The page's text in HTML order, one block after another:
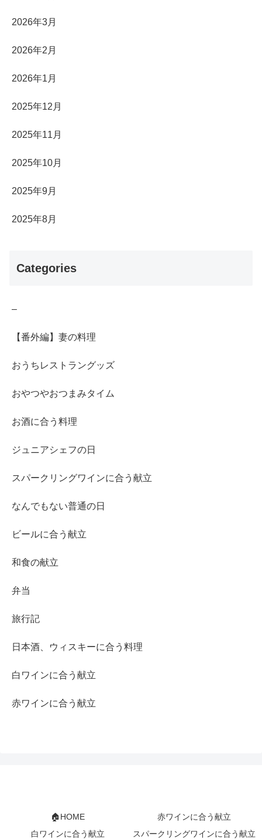
2026年3月
2026年2月
2026年1月
2025年12月
2025年11月
2025年10月
2025年9月
2025年8月
Categories
–
【番外編】妻の料理
おうちレストラングッズ
おやつやおつまみタイム
お酒に合う料理
ジュニアシェフの日
スパークリングワインに合う献立
なんでもない普通の日
ビールに合う献立
和食の献立
弁当
旅行記
日本酒、ウィスキーに合う料理
白ワインに合う献立
赤ワインに合う献立
🏠HOME
赤ワインに合う献立
白ワインに合う献立
スパークリングワインに合う献立